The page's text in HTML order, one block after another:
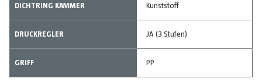
DICHTRING KAMMER Kunststoff
DRUCKREGLER JA (3 Stufen)
GRIFF PP